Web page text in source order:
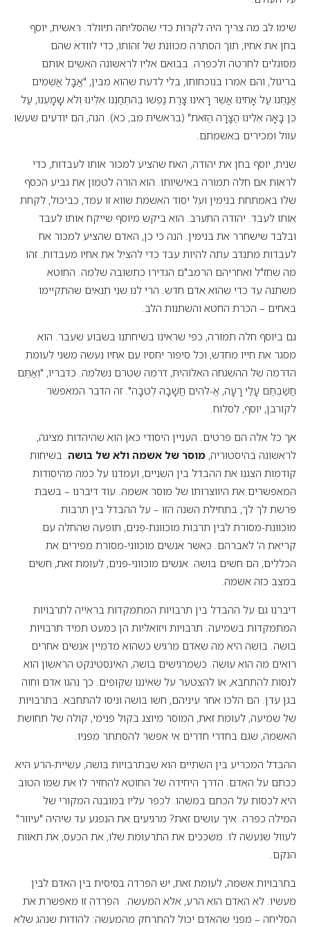
שימו לב מה צריך היה לקרות כדי שהסליחה תיוולד. ראשית, יוסף
בחן את אחיו, תוך הסתרה מכוונת של זהותו, כדי לוודא שהם
מסוגלים לחרטה ולכפרה. בבואם אליו לראשונה האשים אותם
בריגול, והם אמרו בנוכחותו, בלי לדעת שהוא מבין, "אֲבָל אֲשֵׁמִים
אֲנַחְנוּ עַל אָחִינוּ אֲשֶׁר רָאִינוּ צָרַת נַפְשׁוֹ בְּהִתְחַנְנוֹ אֵלֵינוּ וְלֹא שָׁמָעְנוּ, עַל
כֵּן בָּאָה אֵלֵינוּ הַצָּרָה הַזֹּאת" (בראשית מב, כא). הנה, הם יודעים שעשו
עוול ומכירים באשמתם.
שנית, יוסף בחן את יהודה, האח שהציע למכור אותו לעבדות, כדי
לראות אם חלה תמורה באישיותו. הוא הורה לטמון את גביע הכסף
שלו באמתחת בנימין ועל יסוד האשמת שווא זו עמד, כביכול, לקחת
אותו לעבד. יהודה התערב. הוא ביקש מיוסף שייקח אותו לעבד
ובלבד שישחרר את בנימין. הנה כי כן, האדם שהציע למכור אח
לעבדות מתנדב עתה להיות עבד כדי להציל את אחיו מעבדות. זהו
מה שחז"ל ואחריהם הרמב"ם הגדירו כתשובה שלמה. החוטא
משתנה עד כדי שהוא אדם חדש. הרי לנו שני תנאים שהתקיימו
באחים – הכרת החטא והשתנות הלב.
גם ביוסף חלה תמורה, כפי שראינו בשיחתנו בשבוע שעבר. הוא
מסגר את חייו מחדש, וכל סיפור יחסיו עם אחיו נעשה משני לעומת
הדרמה של ההשגחה האלוהית, דרמה שטרם נשלמה. כדבריו, "וְאַתֶּם
חֲשַׁבְתֶּם עָלַי רָעָה, אֱ-לֹהִים חֲשָׁבָהּ לְטֹבָה". זה הדבר המאפשר
לקורבן, יוסף, לסלוח.
אך כל אלה הם פרטים. העניין היסודי כאן הוא שהיהדות מציגה,
לראשונה בהיסטוריה, מוסר של אשמה ולא של בושה. בשיחות
קודמות הצגנו את ההבדל בין השניים, ועמדנו על כמה מהיסודות
המאפשרים את היווצרותו של מוסר אשמה. עוד דיברנו – בשבת
פרשת לך לך, בתחילת השנה הזו – על ההבדל בין תרבות
מוכוונת-מסורת לבין תרבות מוכוונת-פְּנים, תופעה שהחלה עם
קריאת ה' לאברהם. כאשר אנשים מוכווני-מסורת מפירים את
הכללים, הם חשים בושה. אנשים מוכווני-פנים, לעומת זאת, חשים
במצב כזה אשמה.
דיברנו גם על ההבדל בין תרבויות המתמקדות בראייה לתרבויות
המתמקדות בשמיעה. תרבויות ויזואליות הן כמעט תמיד תרבויות
בושה. בושה היא מה שאדם מרגיש כשהוא מדמיין אנשים אחרים
רואים מה הוא עושה. כשמרגישים בושה, האינסטינקט הראשון הוא
לנסות להתחבא, או להצטער על שאיננו שקופים. כך נהגו אדם וחוה
בגן עדן. הם הלכו אחר עיניהם, חשו בושה וניסו להתחבא. בתרבויות
של שמיעה, לעומת זאת, המוסר מיוצג בקול פנימי, קולה של תחושת
האשמה, שגם בחדרי חדרים אי אפשר להסתתר מפניו.
ההבדל המכריע בין השתיים הוא שבתרבויות בושה, עשיית-הרע היא
ככתם על האדם. הדרך היחידה של החוטא להחזיר לו את שמו הטוב
היא לכסות על הכתם במשהו. לכפר עליו במובנה המקורי של
המילה כפרה. איך עושים זאת? מרגיעים את הנפגע עד שיהיה "עיוור"
לעוול שנעשה לו. משככים את התרעומת שלו, את הכעס, את תאוות
הנקם.
בתרבויות אשמה, לעומת זאת, יש הפרדה בסיסית בין האדם לבין
מעשיו. לא האדם הוא הרע, אלא המעשה. הפרדה זו מאפשרת את
הסליחה – מפני שהאדם יכול להתרחק מהמעשה: להודות שנהג שלא